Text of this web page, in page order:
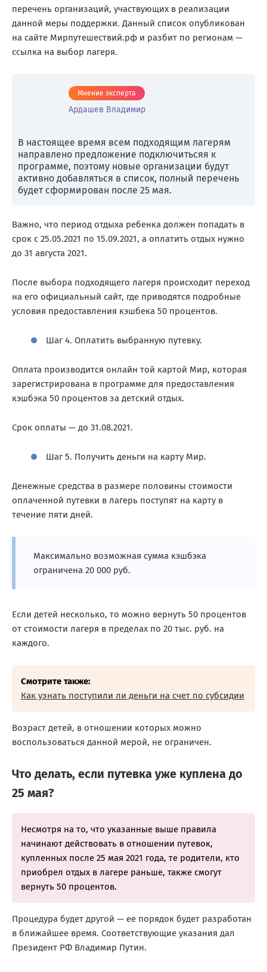
перечень организаций, участвующих в реализации
данной меры поддержки. Данный список опубликован
на сайте Мирпутешествий.рф и разбит по регионам —
ссылка на выбор лагеря.
Мнение эксперта
Ардашев Владимир
В настоящее время всем подходящим лагерям
направлено предложение подключитьсяя к
программе, поэтому новые организации будут
активно добавляться в список, полный перечень
будет сформирован после 25 мая.
Важно, что период отдыха ребенка должен попадать в
срок с 25.05.2021 по 15.09.2021, а оплатить отдых нужно
до 31 августа 2021.
После выбора подходящего лагеря происходит переход
на его официальный сайт, где приводятся подробные
условия предоставления кэшбека 50 процентов.
Шаг 4. Оплатить выбранную путевку.
Оплата производится онлайн той картой Мир, которая
зарегистрирована в программе для предоставления
кэшбэка 50 процентов за детский отдых.
Срок оплаты — до 31.08.2021.
Шаг 5. Получить деньги на карту Мир.
Денежные средства в размере половины стоимости
оплаченной путевки в лагерь поступят на карту в
течение пяти дней.
Максимально возможная сумма кэшбэка
ограничена 20 000 руб.
Если детей несколько, то можно вернуть 50 процентов
от стоимости лагеря в пределах по 20 тыс. руб. на
каждого.
Смотрите также:
Как узнать поступили ли деньги на счет по субсидии
Возраст детей, в отношении которых можно
воспользоваться данной мерой, не ограничен.
Что делать, если путевка уже куплена до
25 мая?
Несмотря на то, что указанные выше правила
начинают действовать в отношении путевок,
купленных после 25 мая 2021 года, те родители, кто
приобрел отдых в лагере раньше, также смогут
вернуть 50 процентов.
Процедура будет другой — ее порядок будет разработан
в ближайшее время. Соответствующие указания дал
Президент РФ Владимир Путин.